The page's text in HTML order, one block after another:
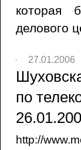
которая
делового
27.01.2006
по
http://